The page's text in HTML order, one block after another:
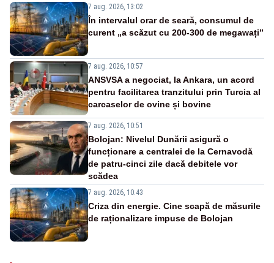
7 aug. 2026, 13:02
În intervalul orar de seară, consumul de
curent „a scăzut cu 200-300 de megawați”
7 aug. 2026, 10:57
ANSVSA a negociat, la Ankara, un acord
pentru facilitarea tranzitului prin Turcia al
carcaselor de ovine și bovine
7 aug. 2026, 10:51
Bolojan: Nivelul Dunării asigură o
funcționare a centralei de la Cernavodă
de patru-cinci zile dacă debitele vor
scădea
7 aug. 2026, 10:43
Criza din energie. Cine scapă de măsurile
de raționalizare impuse de Bolojan